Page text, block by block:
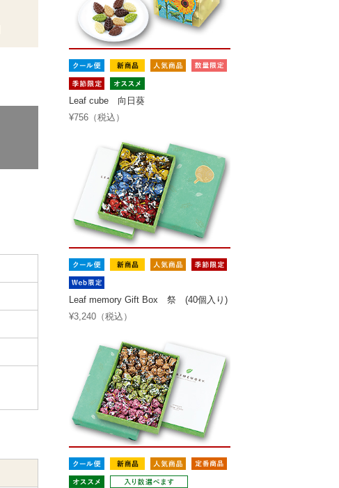
Leaf cube 向日葵
¥756（税込）
Leaf memory Gift Box 祭 (40個入り)
¥3,240（税込）